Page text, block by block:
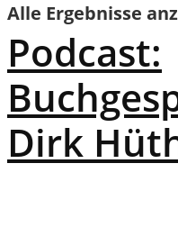
Alle Ergebnisse
Podcast:
Dirk